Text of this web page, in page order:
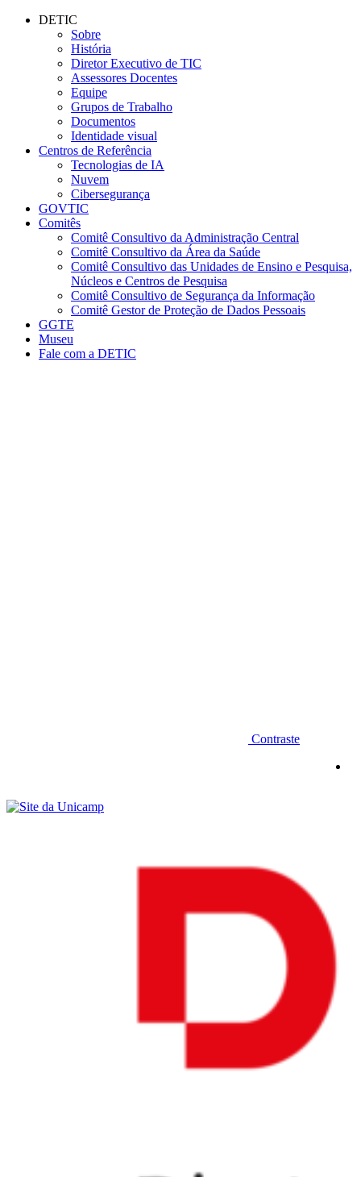
Conteúdo principal
DETIC
Sobre
História
Diretor Executivo de TIC
Assessores Docentes
Equipe
Grupos de Trabalho
Documentos
Identidade visual
Centros de Referência
Tecnologias de IA
Nuvem
Cibersegurança
GOVTIC
Comitês
Comitê Consultivo da Administração Central
Comitê Consultivo da Área da Saúde
Comitê Consultivo das Unidades de Ensino e Pesquisa,
Núcleos e Centros de Pesquisa
Comitê Consultivo de Segurança da Informação
Comitê Gestor de Proteção de Dados Pessoais
GGTE
Museu
Fale com a DETIC
Contraste